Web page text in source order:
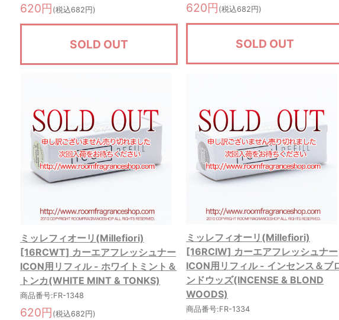
620円 (税込682円)
SOLD OUT
620円 (税込682円)
SOLD OUT
ミッレフィオーリ(Millefiori)
[16RCWT] カーエアフレッシュナー
ICON用リフィル - ホワイトミント＆
トンカ(WHITE MINT & TONKS)
商品番号:FR-1348
620円 (税込682円)
ミッレフィオーリ(Millefiori)
[16RCIW] カーエアフレッシュナー
ICON用リフィル - インセンス＆ブ
ンドウッズ(INCENSE & BLOND
WOODS)
商品番号:FR-1334